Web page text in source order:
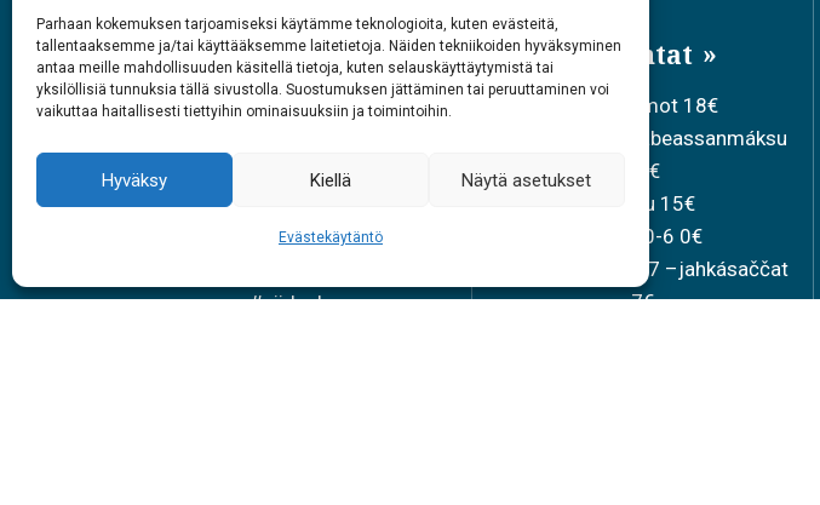
Parhaan kokemuksen tarjoamiseksi käytämme teknologioita, kuten evästeitä,
tallentaaksemme ja/tai käyttääksemme laitetietoja. Näiden tekniikoiden hyväksyminen
antaa meille mahdollisuuden käsitellä tietoja, kuten selauskäyttäytymistä tai
yksilöllisiä tunnuksia tällä sivustolla. Suostumuksen jättäminen tai peruuttaminen voi
vaikuttaa haitallisesti tiettyihin ominaisuuksiin ja toimintoihin.
Hyväksy Kiellä Näytä asetukset
Evästekäytäntö
Rabasáiggit
1.6. – 27.9.2026
9 – 18
#siidashop
Bileahtat
Ollesolbmot 18€
Vuoliduvvon sisabeassanmáksu
15€
Joavku 15€
Mánát 0-6 0€
Skuvlamánát 7-17 –jahkásaččat
7€